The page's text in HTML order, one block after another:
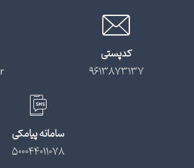
کدپستی
9613873137
سامانه پیامکی
500044011078